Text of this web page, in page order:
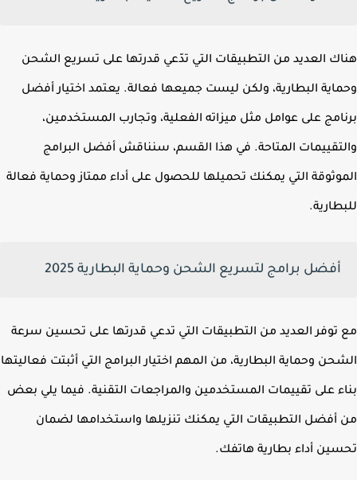
العديد من التطبيقات التي تدّعي قدرتها على تسريع الشحن
البطارية، ولكن ليست جميعها فعالة. يعتمد اختيار أفضل
على عوامل مثل ميزاته الفعلية، وتجارب المستخدمين،
المتاحة. في هذا القسم، سنناقش أفضل البرامج
التي يمكنك تحميلها للحصول على أداء ممتاز وحماية فعالة
أفضل برامج لتسريع الشحن وحماية البطارية 2025
العديد من التطبيقات التي تدعي قدرتها على تحسين سرعة
وحماية البطارية، من المهم اختيار البرامج التي أثبتت فعاليتها
على تقييمات المستخدمين والمراجعات التقنية. فيما يلي بعض
التطبيقات التي يمكنك تنزيلها واستخدامها لضمان
أداء بطارية هاتفك.